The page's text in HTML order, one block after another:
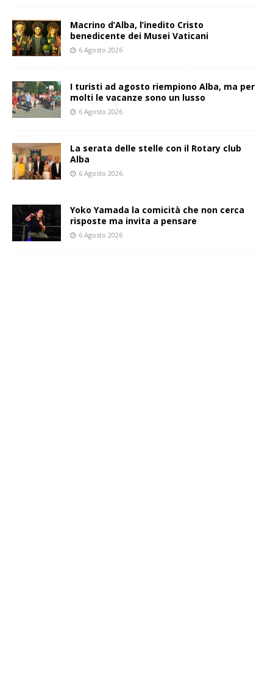
Macrino d’Alba, l’inedito Cristo
benedicente dei Musei Vaticani
6 Agosto 2026
I turisti ad agosto riempiono Alba, ma per
molti le vacanze sono un lusso
6 Agosto 2026
La serata delle stelle con il Rotary club
Alba
6 Agosto 2026
Yoko Yamada la comicità che non cerca
risposte ma invita a pensare
6 Agosto 2026